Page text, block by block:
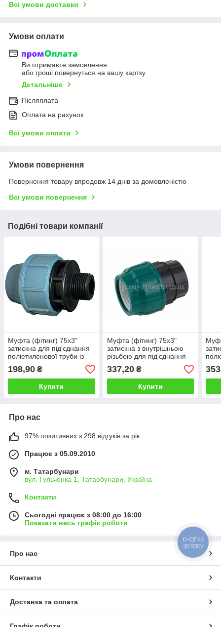
Всі умови доставки
Умови оплати
Ви отримаєте замовлення
або гроші повернуться на вашу картку
Детальніше
Післяплата
Оплата на рахунок
Всі умови оплати
Умови повернення
Повернення товару впродовж 14 днів за домовленістю
Всі умови повернення
Подібні товари компанії
Муфта (фітинг) 75х3"
затискна для під'єднання
поліетиленової труби із
198,90 ₴
Купити
Муфта (фітинг) 75х3"
затискна з внутрішньою
різьбою для під'єднання
Туреччина
337,20₴
Купити
Про нас
97% позитивних з 298 відгуків за рік
Працює з 05.09.2010
м. Татарбунари
вул. Гульченка 1, Татарбунари, Україна
Контакти
Сьогодні працює з 08:00 до 16:00
Показати весь графік роботи
Про нас
Контакти
Доставка та оплата
КНОПКА
ЗВ'ЯЗКУ